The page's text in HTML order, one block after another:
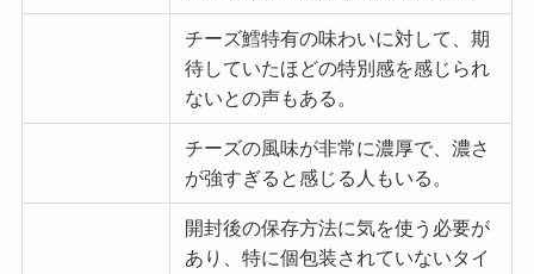
チーズ鱈特有の味わいに対して、期
待していたほどの特別感を感じられ
ないとの声もある。
チーズの風味が非常に濃厚で、濃さ
が強すぎると感じる人もいる。
開封後の保存方法に気を使う必要が
あり、特に個包装されていないタイ